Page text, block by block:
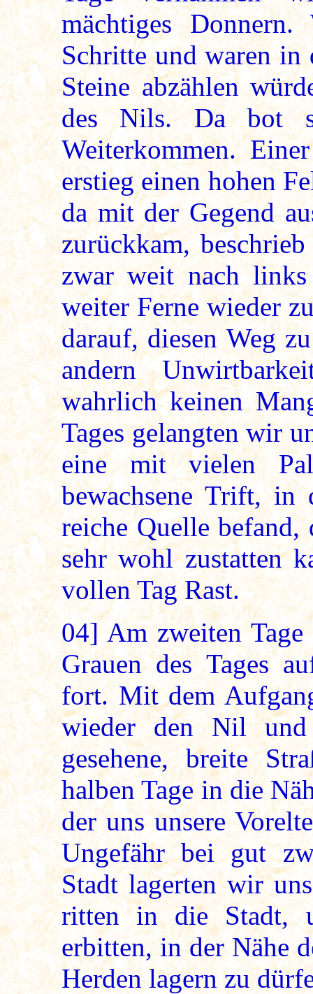
mächtiges Donnern.
Schritte und waren in
Steine abzählen
des Nils. Da bot
Weiterkommen.
erstieg einen hohen
da mit der Gegend
zurückkam,
zwar weit nach
weiter Ferne wieder
darauf, diesen Weg
andern
wahrlich keinen
Tages gelangten wir
eine mit vielen
bewachsene Trift, in
reiche Quelle befand,
sehr wohl zustatten
vollen Tag Rast.
04] Am zweiten
Grauen des Tages
fort. Mit dem
wieder den Nil
gesehene, breite
halben Tage in die
der uns unsere
Ungefähr bei gut
Stadt lagerten wir
ritten in die Stadt,
erbitten, in der Nähe
Herden lagern zu